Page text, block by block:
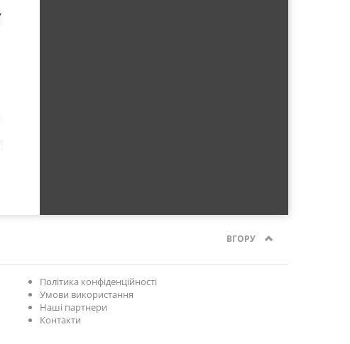
ВГОРУ
Політика конфіденційності
Умови використання
Наші партнери
Контакти